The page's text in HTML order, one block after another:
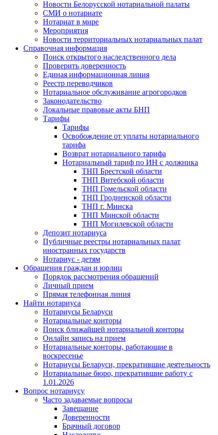
Новости Белорусской нотариальной палаты
СМИ о нотариате
Нотариат в мире
Мероприятия
Новости территориальных нотариальных палат
Справочная информация
Поиск открытого наследственного дела
Проверить доверенность
Единая информационная линия
Реестр переводчиков
Нотариальное обслуживание агрогородков
Законодательство
Локальные правовые акты БНП
Тарифы
Тарифы
Освобождение от уплаты нотариального
тарифа
Возврат нотариального тарифа
Нотариальный тариф по ИН с должника
ТНП Брестской области
ТНП Витебской области
ТНП Гомельской области
ТНП Гродненской области
ТНП г. Минска
ТНП Минской области
ТНП Могилевской области
Депозит нотариуса
Публичные реестры нотариальных палат
иностранных государств
Нотариус - детям
Обращения граждан и юрлиц
Порядок рассмотрения обращений
Личный прием
Прямая телефонная линия
Найти нотариуса
Нотариусы Беларуси
Нотариальные конторы
Поиск ближайшей нотариальной конторы
Онлайн запись на прием
Нотариальные конторы, работающие в
воскресенье
Нотариусы Беларуси, прекратившие деятельность
Нотариальные бюро, прекратившие работу с
1.01.2026
Вопрос нотариусу
Часто задаваемые вопросы
Завещание
Доверенности
Брачный договор